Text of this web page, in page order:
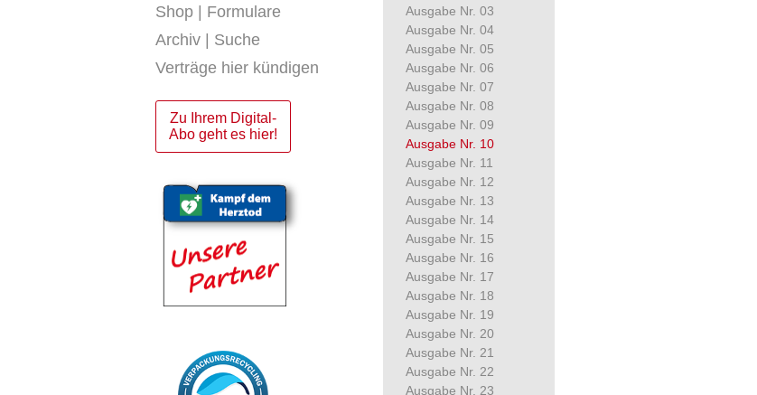
Shop | Formulare
Archiv | Suche
Verträge hier kündigen
Zu Ihrem Digital-
Abo geht es hier!
Ausgabe Nr. 03
Ausgabe Nr. 04
Ausgabe Nr. 05
Ausgabe Nr. 06
Ausgabe Nr. 07
Ausgabe Nr. 08
Ausgabe Nr. 09
Ausgabe Nr. 10
Ausgabe Nr. 11
Ausgabe Nr. 12
Ausgabe Nr. 13
Ausgabe Nr. 14
Ausgabe Nr. 15
Ausgabe Nr. 16
Ausgabe Nr. 17
Ausgabe Nr. 18
Ausgabe Nr. 19
Ausgabe Nr. 20
Ausgabe Nr. 21
Ausgabe Nr. 22
Ausgabe Nr. 23